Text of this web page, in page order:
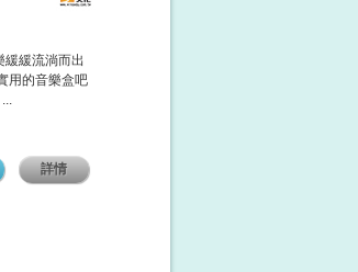
緩緩流淌而出
用的音樂盒吧
詳情